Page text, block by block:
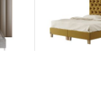
od 914,00